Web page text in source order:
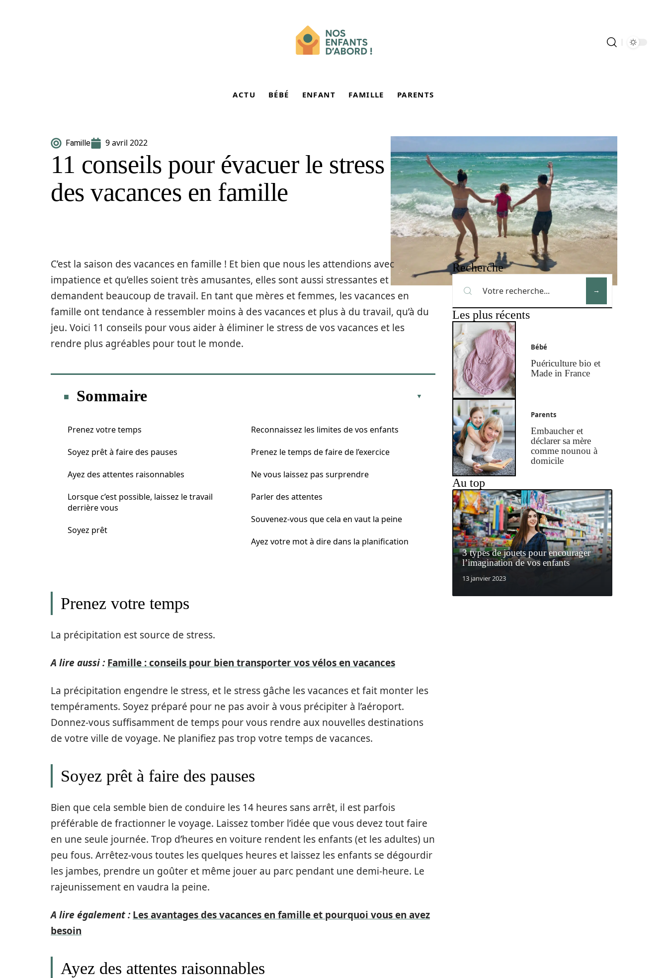
ACTU BÉBÉ ENFANT FAMILLE PARENTS
Famille 9 avril 2022
11 conseils pour évacuer le stress
des vacances en famille
C’est la saison des vacances en famille ! Et bien que nous les attendions avec
impatience et qu’elles soient très amusantes, elles sont aussi stressantes et
demandent beaucoup de travail. En tant que mères et femmes, les vacances en
famille ont tendance à ressembler moins à des vacances et plus à du travail, qu’à du
jeu. Voici 11 conseils pour vous aider à éliminer le stress de vos vacances et les
rendre plus agréables pour tout le monde.
Sommaire
Prenez votre temps
Soyez prêt à faire des pauses
Ayez des attentes raisonnables
Lorsque c’est possible, laissez le travail
derrière vous
Soyez prêt
Reconnaissez les limites de vos enfants
Prenez le temps de faire de l’exercice
Ne vous laissez pas surprendre
Parler des attentes
Souvenez-vous que cela en vaut la peine
Ayez votre mot à dire dans la planification
Prenez votre temps
La précipitation est source de stress.
A lire aussi : Famille : conseils pour bien transporter vos vélos en vacances
La précipitation engendre le stress, et le stress gâche les vacances et fait monter les
tempéraments. Soyez préparé pour ne pas avoir à vous précipiter à l’aéroport.
Donnez-vous suffisamment de temps pour vous rendre aux nouvelles destinations
de votre ville de voyage. Ne planifiez pas trop votre temps de vacances.
Soyez prêt à faire des pauses
Bien que cela semble bien de conduire les 14 heures sans arrêt, il est parfois
préférable de fractionner le voyage. Laissez tomber l’idée que vous devez tout faire
en une seule journée. Trop d’heures en voiture rendent les enfants (et les adultes) un
peu fous. Arrêtez-vous toutes les quelques heures et laissez les enfants se dégourdir
les jambes, prendre un goûter et même jouer au parc pendant une demi-heure. Le
rajeunissement en vaudra la peine.
A lire également : Les avantages des vacances en famille et pourquoi vous en avez
besoin
Ayez des attentes raisonnables
Recherche
Les plus récents
Bébé
Puériculture bio et
Made in France
Parents
Embaucher et
déclarer sa mère
comme nounou à
domicile
Au top
3 types de jouets pour encourager
l’imagination de vos enfants
13 janvier 2023